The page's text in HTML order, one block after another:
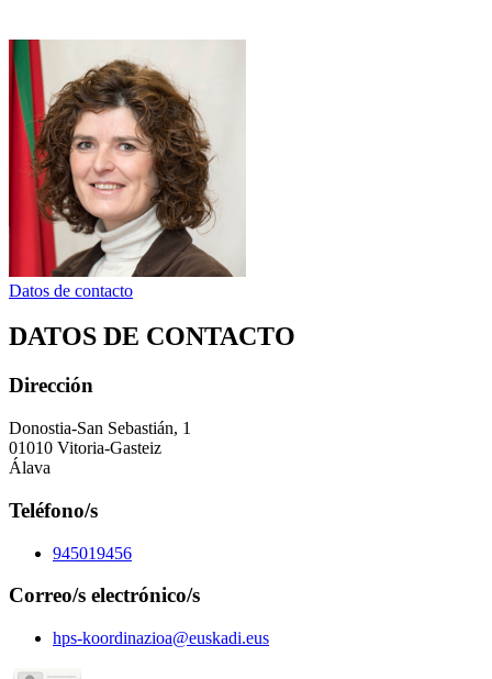
Datos de contacto
DATOS DE CONTACTO
Dirección
Donostia-San Sebastián, 1
01010 Vitoria-Gasteiz
Álava
Teléfono/s
945019456
Correo/s electrónico/s
hps-koordinazioa@euskadi.eus